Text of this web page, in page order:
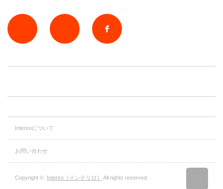
Twitter
Interiroについて
お問い合わせ
Copyright © Interiro［インテリロ］ All rights reserved.